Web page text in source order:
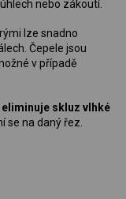
nebo zákoutí.
lze snadno
Čepele jsou
v případě
skluz vlhké
se na daný řez.